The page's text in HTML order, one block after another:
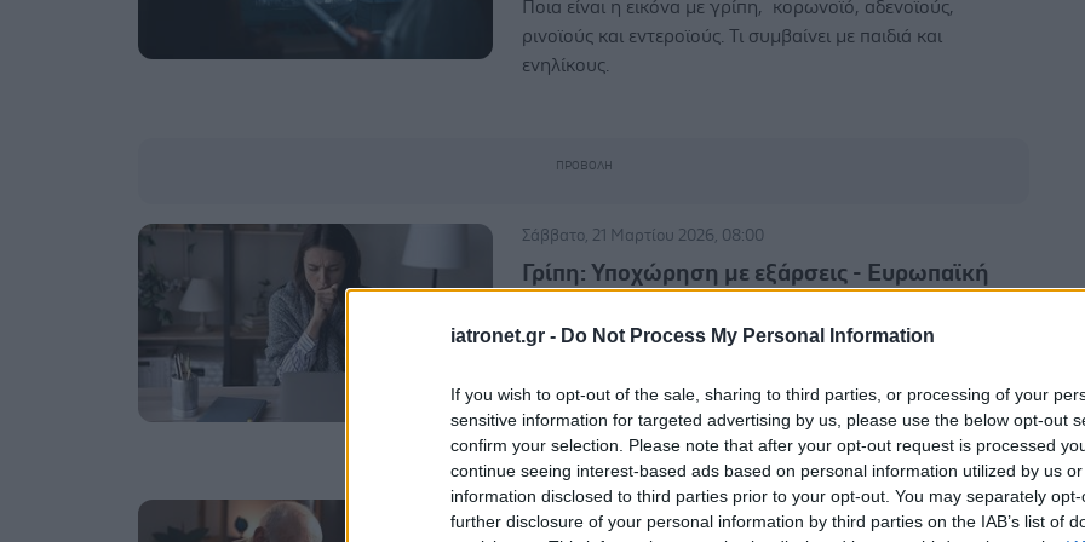
iatronet.gr - Do Not Process My Personal Information
If you wish to opt-out of the sale, sharing to third parties, or processing of your
sensitive information for targeted advertising by us, please use the below opt-out
confirm your selection. Please note that after your opt-out request is processed
continue seeing interest-based ads based on personal information utilized by us
information disclosed to third parties prior to your opt-out. You may separately
further disclosure of your personal information by third parties on the IAB’s list of
Ποια είναι η εικόνα με γρίπη, κορωνοϊό, αδενοϊούς,
ρινοϊούς και εντεροϊούς. Τι συμβαίνει με παιδιά και
ενηλίκους.
Σάββατο, 21 Μαρτίου 2026, 08:00
Γρίπη: Υποχώρηση με εξάρσεις - Ευρωπαϊκή
εντεροϊού
δελτίων του ΕΟΔΥ και του ECDC.
Παρασκευή, 20 Φεβρουαρίου 2026, 17:30